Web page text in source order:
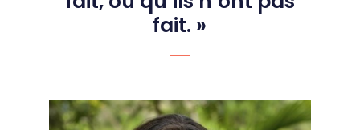
fait. »